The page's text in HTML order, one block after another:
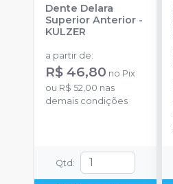
Dente Delara
Superior Anterior -
KULZER
a partir de:
R$ 46,80 no Pix
ou R$ 52,00 nas
demais condições
Qtd :